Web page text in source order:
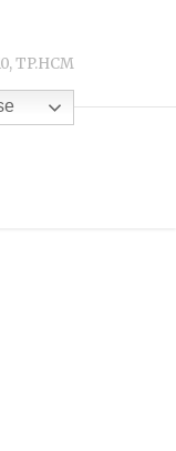
TP.HCM